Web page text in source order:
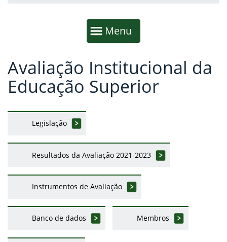
Mostrar
Menu
Fim da navegação
Início do conteúdo
Avaliação Institucional da
Educação Superior
Legislação
Resultados da Avaliação 2021-2023
Instrumentos de Avaliação
Banco de dados Membros